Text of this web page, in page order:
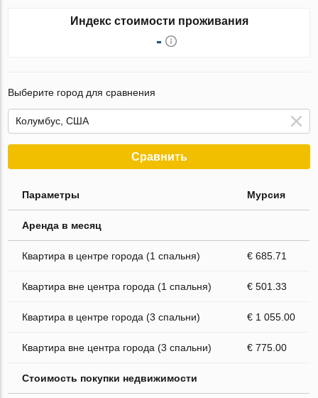
Индекс стоимости проживания
-
Выберите город для сравнения
Сравнить
Параметры Мурсия
Аренда в месяц
Квартира в центре города (1 спальня) € 685.71
Квартира вне центра города (1 спальня) € 501.33
Квартира в центре города (3 спальни) € 1 055.00
Квартира вне центра города (3 спальни) € 775.00
Стоимость покупки недвижимости